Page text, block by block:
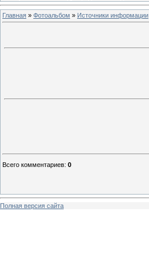
Главная » Фотоальбом » Источники информации
Всего комментариев: 0
Полная версия сайта